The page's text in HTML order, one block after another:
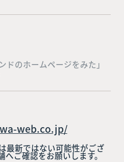
ドのホームページをみた」
web.co.jp/
最新ではない可能性がござ
へご確認をお願いします。